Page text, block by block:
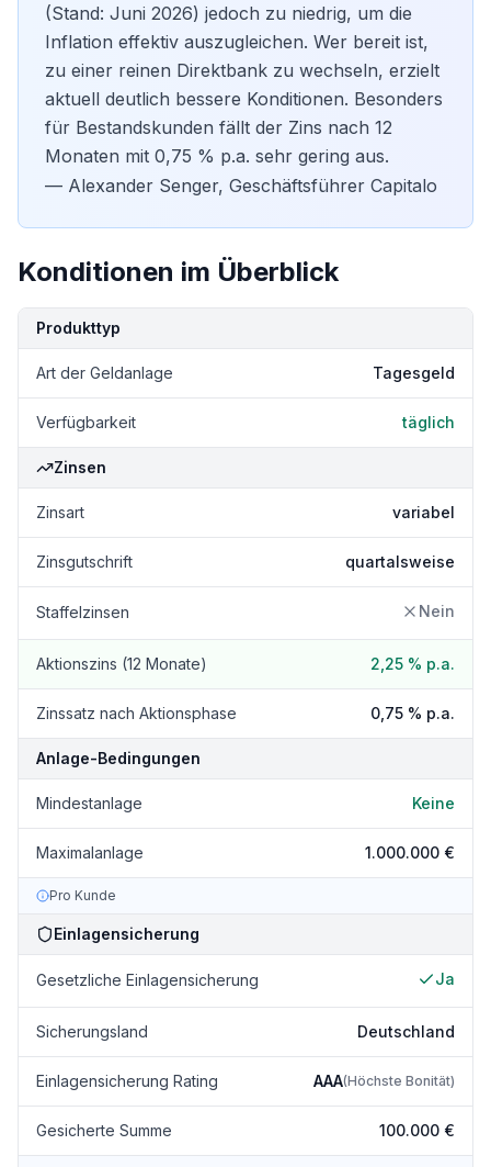
(Stand: Juni 2026) jedoch zu niedrig, um die
Inflation effektiv auszugleichen. Wer bereit ist,
zu einer reinen Direktbank zu wechseln, erzielt
aktuell deutlich bessere Konditionen. Besonders
für Bestandskunden fällt der Zins nach 12
Monaten mit 0,75 % p.a. sehr gering aus.
— Alexander Senger, Geschäftsführer Capitalo
Konditionen im Überblick
KonditionDetails
Produkttyp
Art der Geldanlage Tagesgeld
Verfügbarkeit täglich
Zinsen
Zinsart variabel
Zinsgutschrift quartalsweise
Staffelzinsen Nein
Aktionszins (12 Monate) 2,25 % p.a.
Zinssatz nach Aktionsphase 0,75 % p.a.
Anlage-Bedingungen
Mindestanlage Keine
Maximalanlage 1.000.000 €
Pro Kunde
Einlagensicherung
Gesetzliche Einlagensicherung Ja
Sicherungsland Deutschland
Einlagensicherung Rating AAA(Höchste Bonität)
Gesicherte Summe 100.000 €